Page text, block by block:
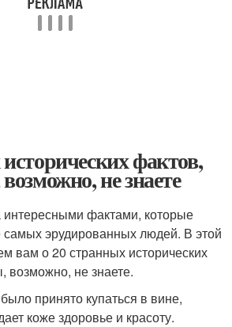
фактов,
не знаете
фактами, которые
самых эрудированных людей. В этой
вам о 20 странных исторических
возможно, не знаете.
принято купаться в вине,
коже здоровье и красоту.